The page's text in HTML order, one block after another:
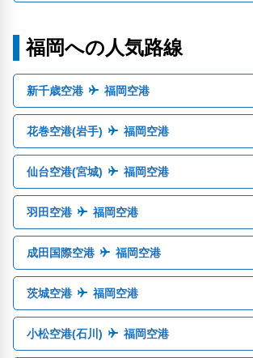
福岡への人気路線
新千歳空港 福岡空港
花巻空港(岩手) 福岡空港
仙台空港(宮城) 福岡空港
羽田空港 福岡空港
成田国際空港 福岡空港
茨城空港 福岡空港
小松空港(石川) 福岡空港